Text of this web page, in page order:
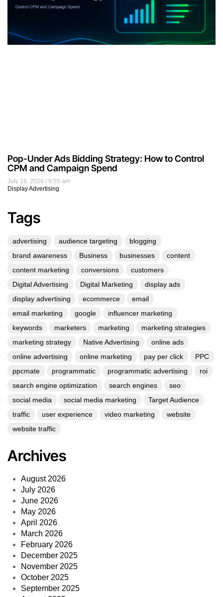
July 18, 2026
9:55 am
Display Advertising
Pop-Under Ads Bidding Strategy: How to Control
CPM and Campaign Spend
Tags
advertising audience targeting
blogging
brand awareness
Business businesses
content
content marketing
conversions
customers
Digital Advertising
Digital Marketing
display ads
display advertising
ecommerce
email
email marketing
google
influencer marketing
keywords
marketers marketing
marketing strategies
marketing strategy
Native Advertising
online ads
online advertising
online marketing pay per click
PPC
ppcmate
programmatic programmatic advertising
roi
search engine optimization
search engines
seo
social media
social media marketing
Target Audience
traffic
user experience video marketing
website
website traffic
Archives
August 2026
July 2026
June 2026
May 2026
April 2026
March 2026
February 2026
December 2025
November 2025
October 2025
September 2025